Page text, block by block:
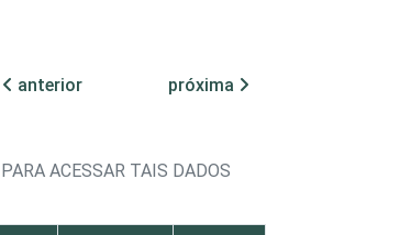
anterior
próxima
ACESSAR TAIS DADOS